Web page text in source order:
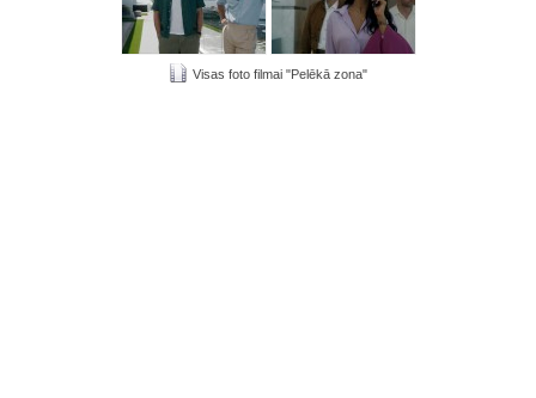
Visas foto filmai "Pelēkā zona"